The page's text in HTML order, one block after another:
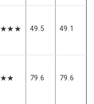
★★★ 49.5 49.1
★★ 79.6 79.6